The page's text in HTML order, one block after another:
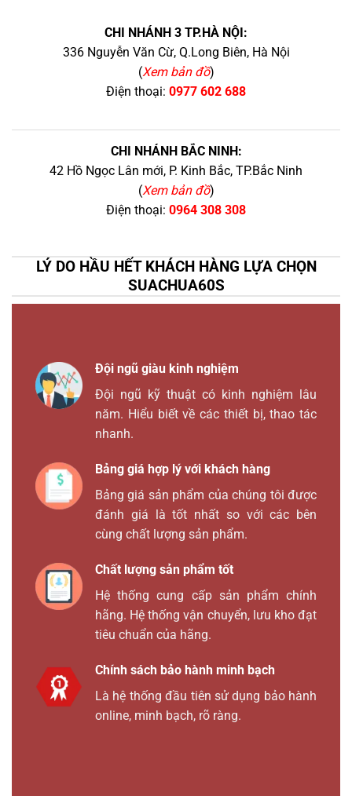
CHI NHÁNH 3 TP.HÀ NỘI:
336 Nguyễn Văn Cừ, Q.Long Biên, Hà Nội
(Xem bản đồ)
Điện thoại: 0977 602 688
CHI NHÁNH BẮC NINH:
42 Hồ Ngọc Lân mới, P. Kinh Bắc, TP.Bắc Ninh
(Xem bản đồ)
Điện thoại: 0964 308 308
LÝ DO HẦU HẾT KHÁCH HÀNG LỰA CHỌN
SUACHUA60S
Đội ngũ giàu kinh nghiệm
Đội ngũ kỹ thuật có kinh nghiệm lâu
năm. Hiểu biết về các thiết bị, thao tác
nhanh.
Bảng giá hợp lý với khách hàng
Bảng giá sản phẩm của chúng tôi được
đánh giá là tốt nhất so với các bên
cùng chất lượng sản phẩm.
Chất lượng sản phẩm tốt
Hệ thống cung cấp sản phẩm chính
hãng. Hệ thống vận chuyển, lưu kho đạt
tiêu chuẩn của hãng.
Chính sách bảo hành minh bạch
Là hệ thống đầu tiên sử dụng bảo hành
online, minh bạch, rõ ràng.